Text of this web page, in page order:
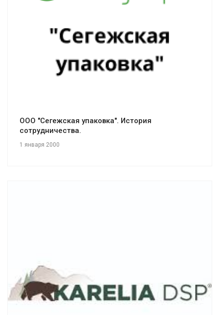
ООО "Сегежская упаковка". История
сотрудничества.
1 января 2000
Смотреть проект